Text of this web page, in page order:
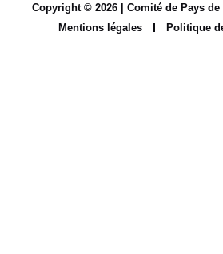
Copyright © 2026 | Comité de Pays
Mentions légales
Politique